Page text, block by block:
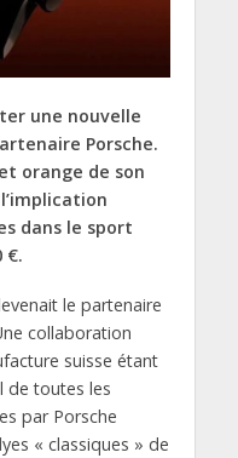
une nouvelle
Porsche.
orange de son
dans le sport
€.
le partenaire
collaboration
suisse étant
de toutes les
par Porsche
« classiques » de